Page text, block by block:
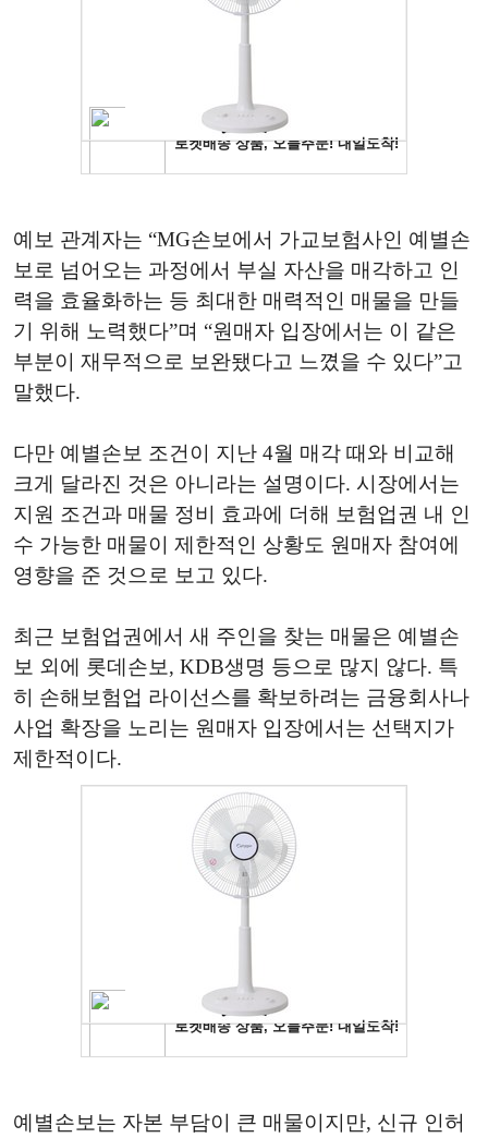
예보 관계자는 “MG손보에서 가교보험사인 예별손
보로 넘어오는 과정에서 부실 자산을 매각하고 인
력을 효율화하는 등 최대한 매력적인 매물을 만들
기 위해 노력했다”며 “원매자 입장에서는 이 같은
부분이 재무적으로 보완됐다고 느꼈을 수 있다”고
말했다.
다만 예별손보 조건이 지난 4월 매각 때와 비교해
크게 달라진 것은 아니라는 설명이다. 시장에서는
지원 조건과 매물 정비 효과에 더해 보험업권 내 인
수 가능한 매물이 제한적인 상황도 원매자 참여에
영향을 준 것으로 보고 있다.
최근 보험업권에서 새 주인을 찾는 매물은 예별손
보 외에 롯데손보, KDB생명 등으로 많지 않다. 특
히 손해보험업 라이선스를 확보하려는 금융회사나
사업 확장을 노리는 원매자 입장에서는 선택지가
제한적이다.
예별손보는 자본 부담이 큰 매물이지만, 신규 인허